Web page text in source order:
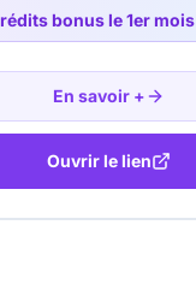
bonus le 1er mois
En savoir +
Ouvrir le lien